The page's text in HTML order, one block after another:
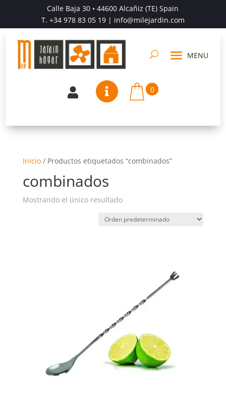
Calle Baja 30 • 44600 Alcañiz (TE) Spain
T. +34 978 83 05 19| info@milejardin.com
  0
Inicio/ Productos etiquetados “combinados”
combinados
Mostrando el único resultado